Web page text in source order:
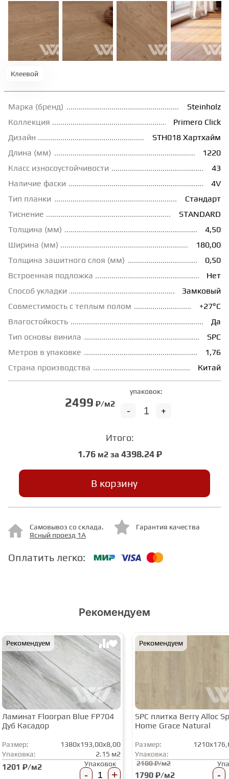
ПЛИНТУС
КЛЕЙ
ГРУНТОВКИ
МАССИВНАЯ ДОСКА
ИСКУССТВЕННАЯ ТРАВА
ФАНЕРА
МИНЕРАЛЬНО-КАМЕННЫЙ
ЛАМИНАТ SWF
Клеевой
Марка (бренд)
Steinholz
Коллекция
Primero Click
Дизайн
STH018 Хартхайм
Длина (мм)
1220
Класс износоустойчивости
43
Наличие фаски
4V
Тип планки
Стандарт
Тиснение
STANDARD
Толщина (мм)
4,50
Ширина (мм)
180,00
Толщина зашитного слоя (мм)
0,50
Встроенная подложка
Нет
Способ укладки
Замковый
Совместимость с теплым полом
+27°С
Влагостойкость
Да
Тип основы винила
SPC
Метров в упаковке
1,76
Страна производства
Китай
2499 ₽/м2
упаковок:
+
-
Итого:
1.76м2 за 4398.24 ₽
В корзину
Самовывоз со склада.
Ясный проезд 1А
Гарантия качества
Оплатить легко:
Рекомендуем
Рекомендуем
Ламинат Floorpan Blue FP704
Дуб Касадор
Размер:
1380x193,00x8,00
Упаковка:
2.15 м2
1201 ₽/м2 Упаковок
- +
Рекомендуем
SPC плитка Berry Alloc
Home Grace Natural
Размер:
Упаковка:
2100 ₽/м2
1790 ₽/м2 -